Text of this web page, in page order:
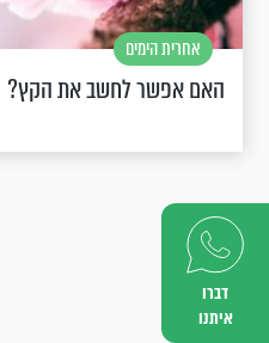
דברו
איתנו
אחרית הימים
האם אפשר לחשב את הקץ?